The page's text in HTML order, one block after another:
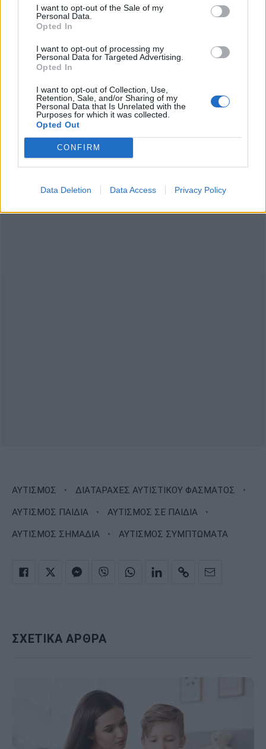
I want to opt-out of the Sale of my
Personal Data.
Opted In
I want to opt-out of processing my
Personal Data for Targeted Advertising.
Opted In
I want to opt-out of Collection, Use,
Retention, Sale, and/or Sharing of my
Personal Data that Is Unrelated with the
Purposes for which it was collected.
Opted Out
CONFIRM
Data Deletion Data Access Privacy Policy
Διαβάστε επίσης:
Δεν υπάρχει ένας, αλλά πολλοί τύποι αυτισμού
Τα πρώιμα σημάδια του αυτισμού (γράφημα)
Διάγνωση αυτισμού με το «τεστ της αγκαλιάς»
ΑΥΤΙΣΜΟΣ · ΔΙΑΤΑΡΑΧΕΣ ΑΥΤΙΣΤΙΚΟΥ ΦΑΣΜΑΤΟΣ ·
ΑΥΤΙΣΜΟΣ ΠΑΙΔΙΑ · ΑΥΤΙΣΜΟΣ ΣΕ ΠΑΙΔΙΑ ·
ΑΥΤΙΣΜΟΣ ΣΗΜΑΔΙΑ · ΑΥΤΙΣΜΟΣ ΣΥΜΠΤΩΜΑΤΑ
ΣΧΕΤΙΚΑ ΑΡΘΡΑ